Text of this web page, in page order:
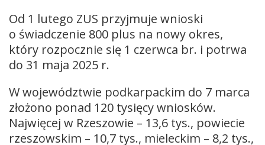
Od 1 lutego ZUS przyjmuje wnioski
o świadczenie 800 plus na nowy okres,
który rozpocznie się 1 czerwca br. i potrwa
do 31 maja 2025 r.
W województwie podkarpackim do 7 marca
złożono ponad 120 tysięcy wniosków.
Najwięcej w Rzeszowie – 13,6 tys., powiecie
rzeszowskim – 10,7 tys., mieleckim – 8,2 tys.,